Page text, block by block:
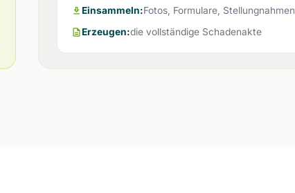
Einsammeln:Fotos, Formulare, Stellungnahmen
Erzeugen:die vollständige Schadenakte